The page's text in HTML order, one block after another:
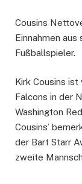
Cousins
Einnahmen
Fußballspieler.
Kirk Cousins
Falcons in der
Washington
Cousins’
der Bart Starr
zweite